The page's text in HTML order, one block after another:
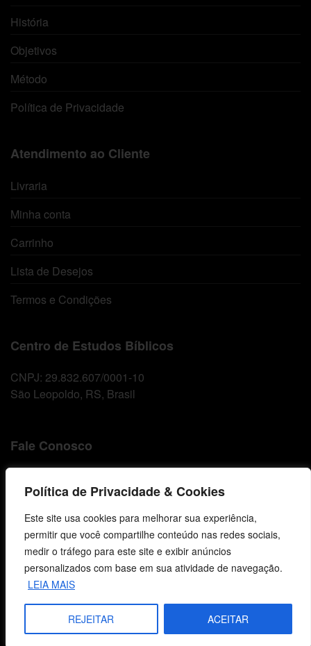
Política de Privacidade & Cookies
Este site usa cookies para melhorar sua experiência,
permitir que você compartilhe conteúdo nas redes sociais,
medir o tráfego para este site e exibir anúncios
personalizados com base em sua atividade de navegação.
LEIA MAIS
REJEITAR ACEITAR
História
Objetivos
Método
Política de Privacidade
Atendimento ao Cliente
Livraria
Minha conta
Carrinho
Lista de Desejos
Termos e Condições
Centro de Estudos Bíblicos
CNPJ: 29.832.607/0001-10
São Leopoldo, RS, Brasil
Fale Conosco
vendas@cebi.org.br
comunicacao@cebi.org.br
WhatsApp / Vendas
+55 (51) 99734-4518
WhatsApp / Comunicação
+55 (51) 99799-3041